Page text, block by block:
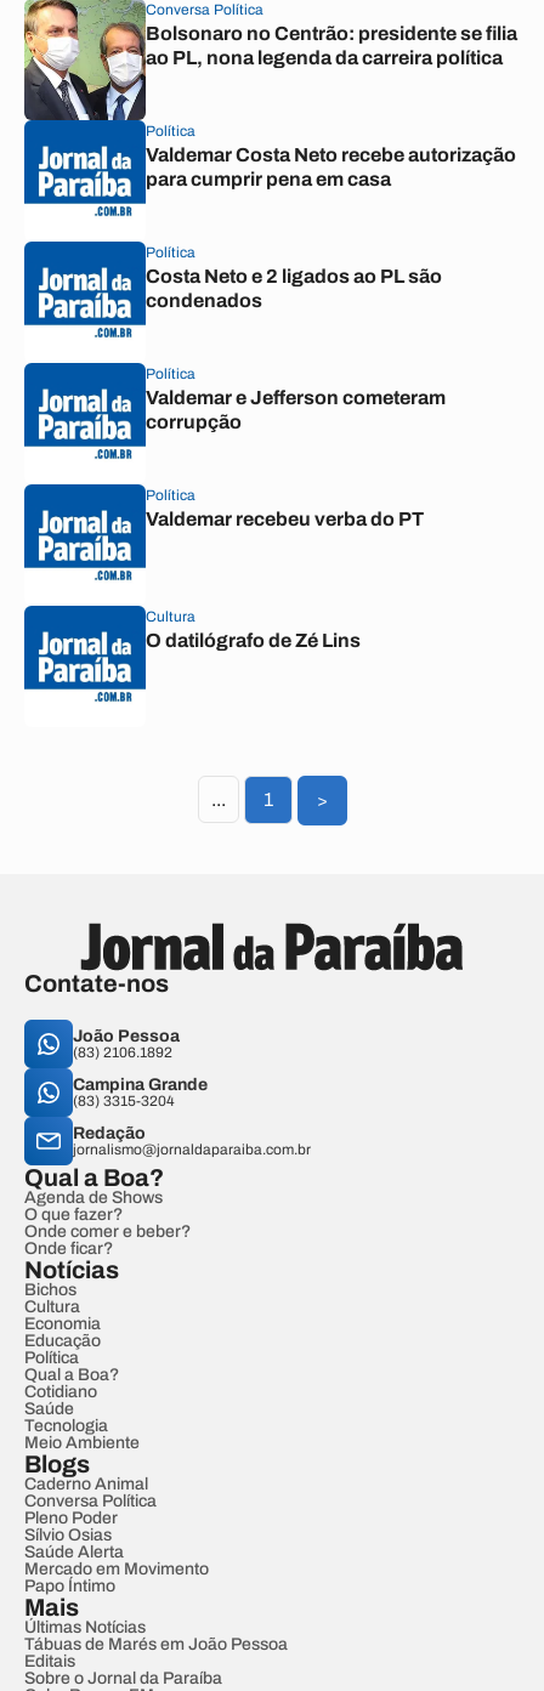
Conversa Política
Bolsonaro no Centrão: presidente se filia
ao PL, nona legenda da carreira política
Política
Valdemar Costa Neto recebe autorização
para cumprir pena em casa
Política
Costa Neto e 2 ligados ao PL são
condenados
Política
Valdemar e Jefferson cometeram
corrupção
Política
Valdemar recebeu verba do PT
Cultura
O datilógrafo de Zé Lins
... 1 >
Contate-nos
João Pessoa
(83) 2106.1892
Campina Grande
(83) 3315-3204
Redação
jornalismo@jornaldaparaiba.com.br
Qual a Boa?
Agenda de Shows
O que fazer?
Onde comer e beber?
Onde ficar?
Notícias
Bichos
Cultura
Economia
Educação
Política
Qual a Boa?
Cotidiano
Saúde
Tecnologia
Meio Ambiente
Blogs
Caderno Animal
Conversa Política
Pleno Poder
Sílvio Osias
Saúde Alerta
Mercado em Movimento
Papo Íntimo
Mais
Últimas Notícias
Tábuas de Marés em João Pessoa
Editais
Sobre o Jornal da Paraíba